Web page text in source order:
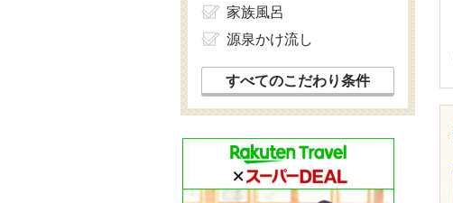
家族風呂
源泉かけ流し
すべてのこだわり条件